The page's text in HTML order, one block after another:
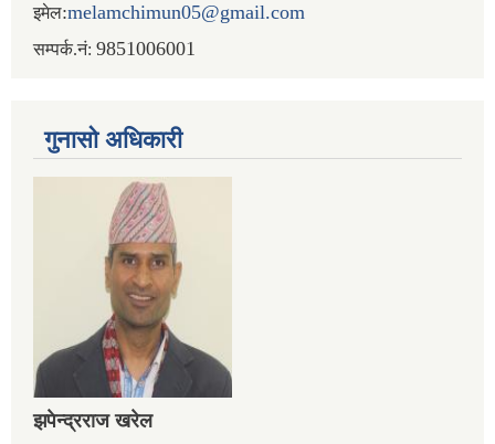
इमेल:melamchimun05@gmail.com
सम्पर्क.नं: 9851006001
गुनासो अधिकारी
झपेन्द्रराज खरेल